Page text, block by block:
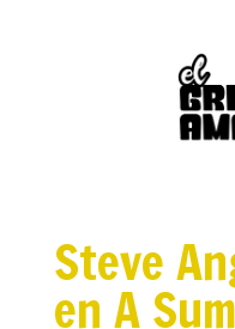
Steve
en A